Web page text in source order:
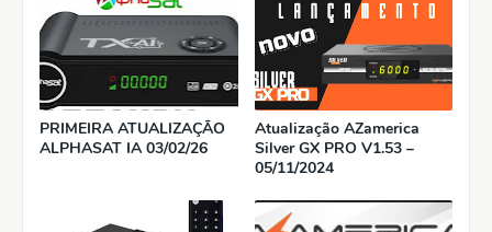
PRIMEIRA ATUALIZAÇÃO
ALPHASAT IA 03/02/26
Atualização AZamerica
Silver GX PRO V1.53 –
05/11/2024